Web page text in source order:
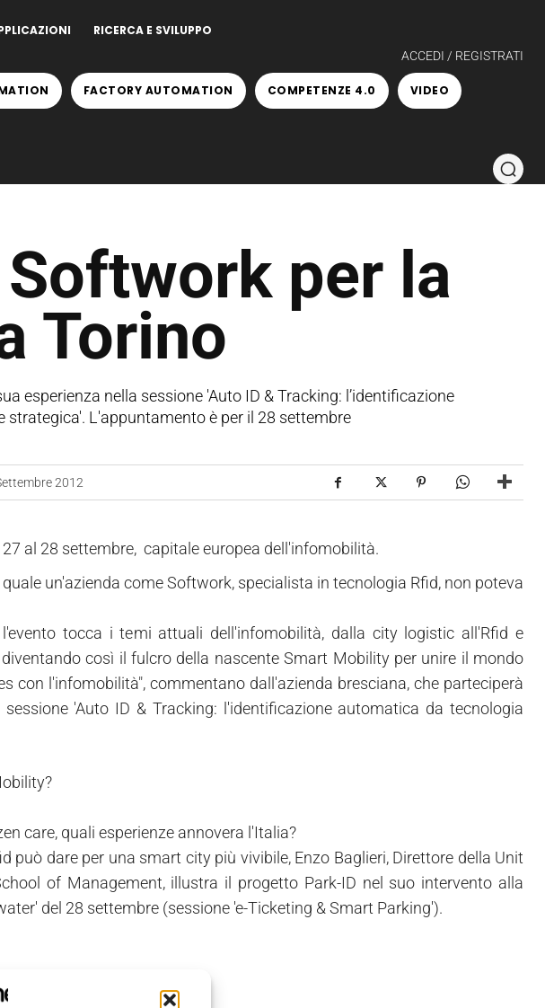
RICERCA E SVILUPPO
ACCEDI / REGISTRATI
FACTORY AUTOMATION COMPETENZE 4.0 VIDEO
per la
Torino
esperienza nella sessione 'Auto ID & Tracking: l’identificazione
L'appuntamento è per il 28 settembre
2012
al 28 settembre, capitale europea dell'infomobilità.
un'azienda come Softwork, specialista in tecnologia Rfid, non poteva
tocca i temi attuali dell'infomobilità, dalla city logistic all'Rfid e
così il fulcro della nascente Smart Mobility per unire il mondo
con l'infomobilità", commentano dall'azienda bresciana, che parteciperà
'Auto ID & Tracking: l'identificazione automatica da tecnologia
care, quali esperienze annovera l'Italia?
può dare per una smart city più vivibile, Enzo Baglieri, Direttore della Unit
of Management, illustra il progetto Park-ID nel suo intervento alla
del 28 settembre (sessione 'e-Ticketing & Smart Parking').